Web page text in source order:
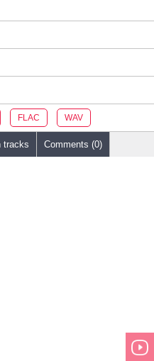
FLAC WAV
tracks Comments (0)